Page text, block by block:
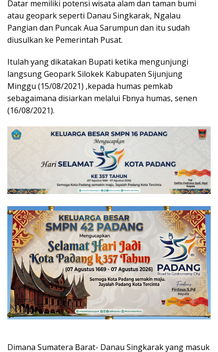
Datar memiliki potensi wisata alam dan taman bumi
atau geopark seperti Danau Singkarak, Ngalau
Pangian dan Puncak Aua Sarumpun dan itu sudah
diusulkan ke Pemerintah Pusat.
Itulah yang dikatakan Bupati ketika mengunjungi
langsung Geopark Silokek Kabupaten Sijunjung
Minggu (15/08/2021) ,kepada humas pemkab
sebagaimana disiarkan melalui Fbnya humas, senen
(16/08/2021).
Dimana Sumatera Barat- Danau Singkarak yang masuk